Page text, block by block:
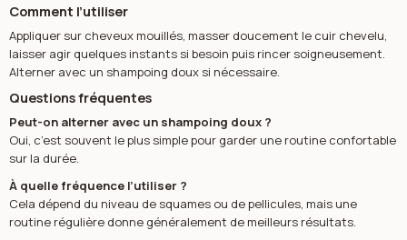
Comment l’utiliser
Appliquer sur cheveux mouillés, masser doucement le cuir chevelu,
laisser agir quelques instants si besoin puis rincer soigneusement.
Alterner avec un shampoing doux si nécessaire.
Questions fréquentes
Peut-on alterner avec un shampoing doux ?
Oui, c’est souvent le plus simple pour garder une routine confortable
sur la durée.
À quelle fréquence l’utiliser ?
Cela dépend du niveau de squames ou de pellicules, mais une
routine régulière donne généralement de meilleurs résultats.